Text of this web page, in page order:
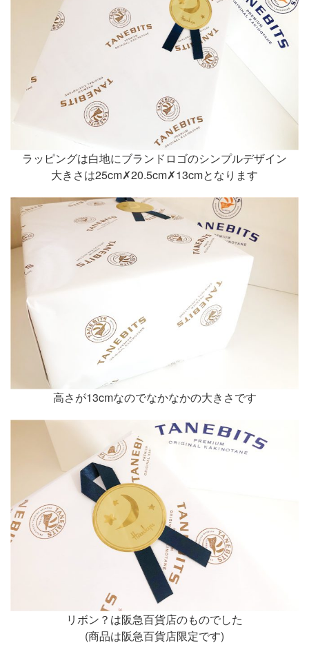
ラッピングは白地にブランドロゴのシンプルデザイン
大きさは25cm✗20.5cm✗13cmとなります
高さが13cmなのでなかなかの大きさです
リボン？は阪急百貨店のものでした
(商品は阪急百貨店限定です)